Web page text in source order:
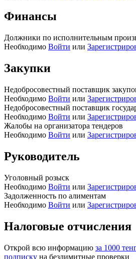
Финансы
Должники по исполнительным
Необходимо Войти или
Закупки
Недобросовестный поставщик
Необходимо Войти или
Недобросовестный поставщик
Необходимо Войти или
Жалобы на организатора тендеров
Необходимо Войти или
Руководитель
Уголовный розыск
Необходимо Войти или
Задолженность по алиментам
Необходимо Войти или
Налоговые отчисления
Открой всю информацию за 1000
подписку на безлимитные проверки